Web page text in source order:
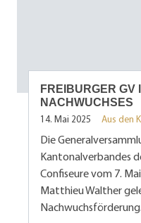
FREIBURGER GV
NACHWUCHSES
14. Mai 2025 Aus den
Die
Kantonalverbandes
Confiseure vom 7.
Matthieu Walther